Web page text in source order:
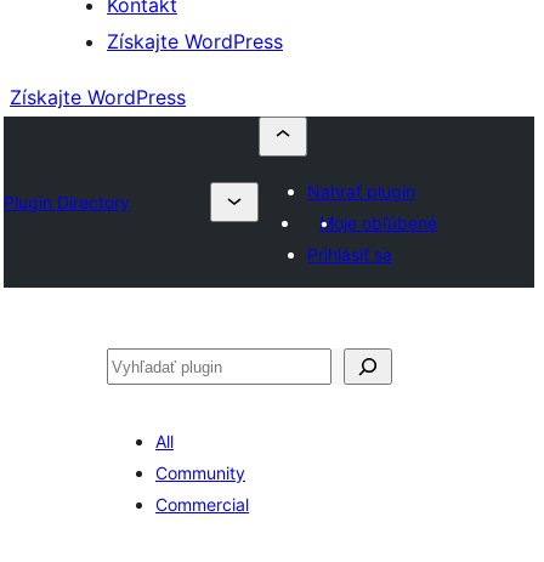
Kontakt
Získajte WordPress
Získajte WordPress
Plugin Directory
Nahrať plugin
Moje obľúbené
Prihlásiť sa
Hľadať
All
Community
Commercial